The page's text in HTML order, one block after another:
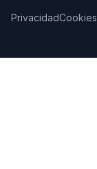
PrivacidadCookies